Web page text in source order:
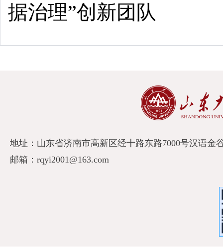
据治理”创新团队
地址：山东省济南市高新区经十路东路7000号汉语金
邮箱：rqyi2001@163.com